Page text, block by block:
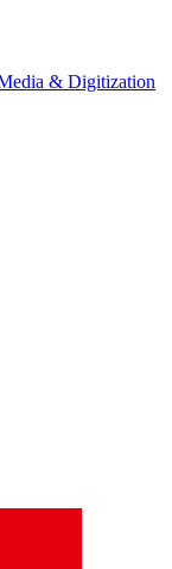
& Digitization